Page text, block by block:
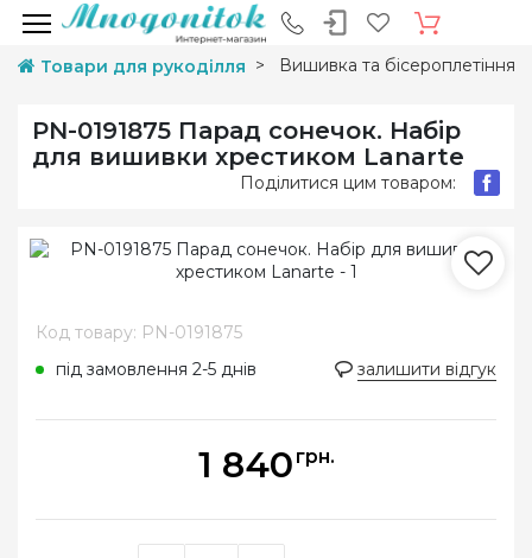
Товари для рукоділля Вишивка та бісероплетіння
PN-0191875 Парад сонечок. Набір
для вишивки хрестиком Lanarte
Поділитися цим товаром:
Код товару: PN-0191875
під замовлення 2-5 днів
залишити відгук
1 840 грн.